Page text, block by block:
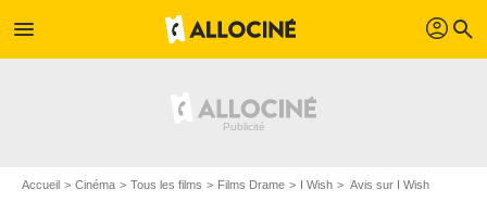
menu profil search
Accueil Cinéma Tous les films Films Drame I Wish Avis sur I Wish